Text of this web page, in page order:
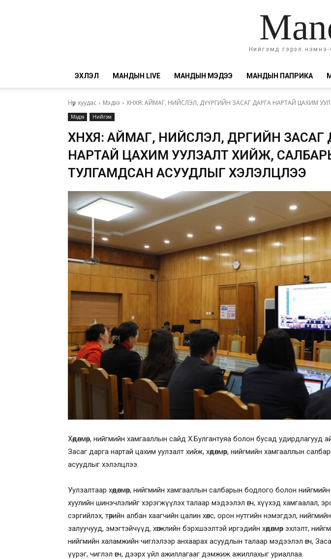
Нийгэмд гэрэл
ЭХЛЭЛ МАНДЫН LIVE МАНДЫН МЭДЭЭ МАНДЫН ПАПРИКА
Нүүр хуудас Мэдээ ХНХЯ: АЙМАГ, НИЙСЛЭЛ, ДҮҮРГИЙН ЗАСАГ ДАРГА НАРТАЙ ЦАХИМ
Мэдээ Нийгэм
ХНХЯ: АЙМАГ, НИЙСЛЭЛ, ДҮҮРГИЙН ЗАСАГ
НАРТАЙ ЦАХИМ УУЛЗАЛТ ХИЙЖ,
ТУЛГАМДСАН АСУУДЛЫГ ХЭЛЭЛЦЛЭЭ
Хөдөлмөр, нийгмийн хамгааллын сайд Х.Булгантуяа болон бусад удирдлагууд
Засаг дарга нартай цахим уулзалт хийж, хөдөлмөр, нийгмийн хамгааллын
асуудлыг хэлэлцлээ.
Уулзалтаар хөдөлмөр, нийгмийн хамгааллын салбарын бодлого болон
хуулийн шинэчлэлийг хэрэгжүүлэх талаар мэдээлэл өгч, хүүхэд хамгаалал,
сэргийлэх, төрийн албан хаагчийн цалин хөлс, орон нутгийн нэмэгдэл,
залуучууд, эмэгтэйчүүд, хөгжлийн бэрхшээлтэй иргэдийн хөдөлмөр эхлэлт,
нийгмийн халамжийн чиглэлээр анхаарах асуудлын талаар мэдээлэл өгч,
үүрэг, чиглэл өгч, дээрх үйл ажиллагааг дэмжиж ажиллахыг уриаллаа.